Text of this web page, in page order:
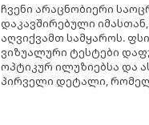
ჩვენი არაცნობიერი
დაკავშირებული
აღვიქვამთ სამყაროს.
ვიზუალური ტესტები
ოპტიკურ ილუზიებსა და
პირველი დეტალი,
პიროვნების ფარულ